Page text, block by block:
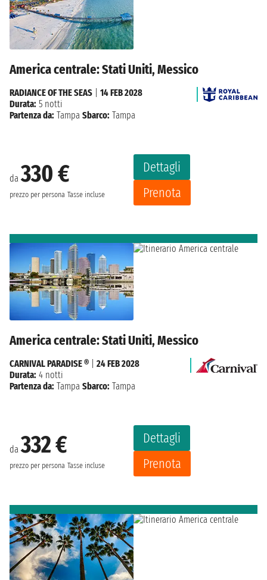
America centrale: Stati Uniti, Messico
da330 €
prezzo per persona Tasse incluse
Dettagli
Prenota
RADIANCE OF THE SEAS
14 FEB 2028
Durata: 5 notti
Partenza da: Tampa Sbarco: Tampa
America centrale: Stati Uniti, Messico
da332 €
prezzo per persona Tasse incluse
Dettagli
Prenota
CARNIVAL PARADISE ®
24 FEB 2028
Durata: 4 notti
Partenza da: Tampa Sbarco: Tampa